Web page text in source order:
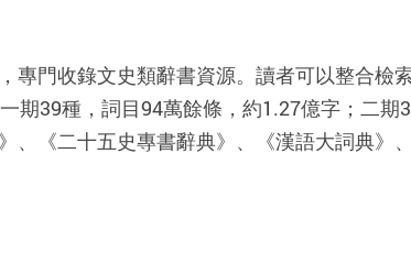
專門收錄文史類辭書資源。讀者可以整合檢
期39種，詞目94萬餘條，約1.27億字；二
、《二十五史專書辭典》、《漢語大詞典》